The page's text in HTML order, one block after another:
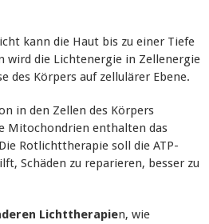
kann die Haut bis zu einer Tiefe
wird die Lichtenergie in Zellenergie
des Körpers auf zellulärer Ebene.
in den Zellen des Körpers
Mitochondrien enthalten das
Rotlichttherapie soll die ATP-
Schäden zu reparieren, besser zu
Lichttherapien, wie